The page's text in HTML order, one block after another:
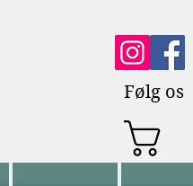
Følg os